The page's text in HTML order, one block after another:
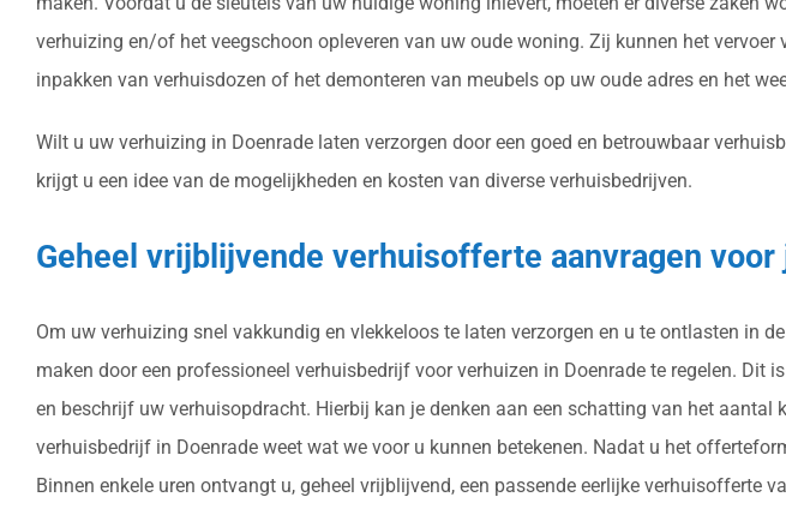
verhuizing en/of het veegschoon opleveren van uw oude woning. Zij kunnen het
inpakken van verhuisdozen of het demonteren van meubels op uw oude adres en het
Wilt u uw verhuizing in Doenrade laten verzorgen door een goed en betrouwbaar
krijgt u een idee van de mogelijkheden en kosten van diverse verhuisbedrijven.
Geheel vrijblijvende verhuisofferte aanvragen
Om uw verhuizing snel vakkundig en vlekkeloos te laten verzorgen en u te ontlasten in
maken door een professioneel verhuisbedrijf voor verhuizen in Doenrade te regelen.
en beschrijf uw verhuisopdracht. Hierbij kan je denken aan een schatting van het
verhuisbedrijf in Doenrade weet wat we voor u kunnen betekenen. Nadat u het
Binnen enkele uren ontvangt u, geheel vrijblijvend, een passende eerlijke verhuisofferte